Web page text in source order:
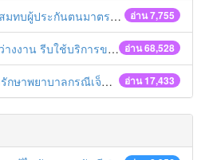
อ่าน 7,755
บผู้ประกันตนมาตรา 40
อ่าน 68,528
ริการของสำนักงานประกันสังคม
อ่าน 17,433
ด้ 2 ช่องทาง ทั้งประกันชีวิตและสิทธิประกันสังคม